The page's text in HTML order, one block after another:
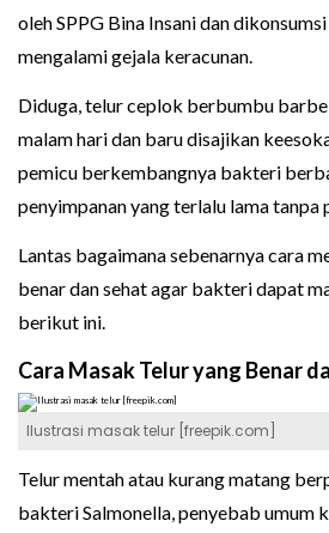
oleh SPPG Bina Insani dan
mengalami gejala keracunan.
Diduga, telur ceplok berbumbu
malam hari dan baru disajikan
pemicu berkembangnya bakteri
penyimpanan yang terlalu lama tanpa
Lantas bagaimana sebenarnya cara
benar dan sehat agar bakteri dapat
berikut ini.
Cara Masak Telur yang Benar
Ilustrasi masak telur [freepik.com]
Telur mentah atau kurang matang
bakteri Salmonella, penyebab umum